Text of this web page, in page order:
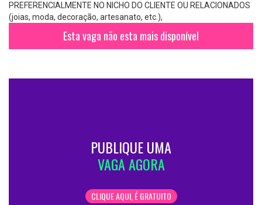
PREFERENCIALMENTE NO NICHO DO CLIENTE OU RELACIONADOS
(joias, moda, decoração, artesanato, etc.),
Esta vaga não esta mais disponível
PUBLIQUE UMA
VAGA AGORA
CLIQUE AQUI, É GRATUITO